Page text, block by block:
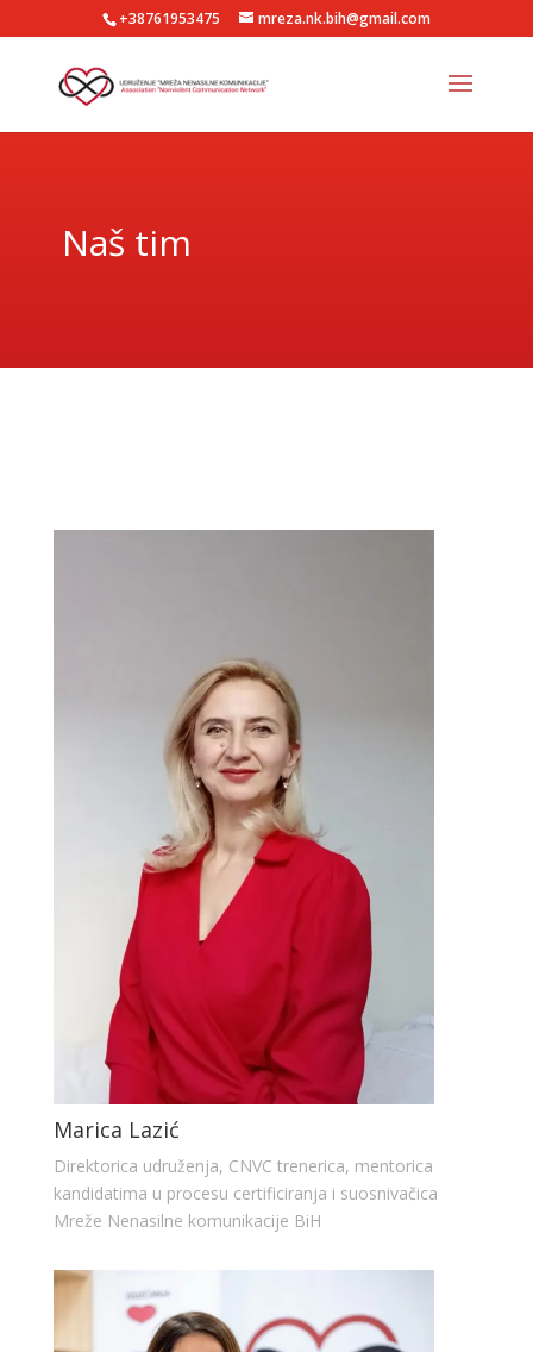
+38761953475 mreza.nk.bih@gmail.com
Naš tim
Marica Lazić
Direktorica udruženja, CNVC trenerica, mentorica
kandidatima u procesu certificiranja i suosnivačica
Mreže Nenasilne komunikacije BiH